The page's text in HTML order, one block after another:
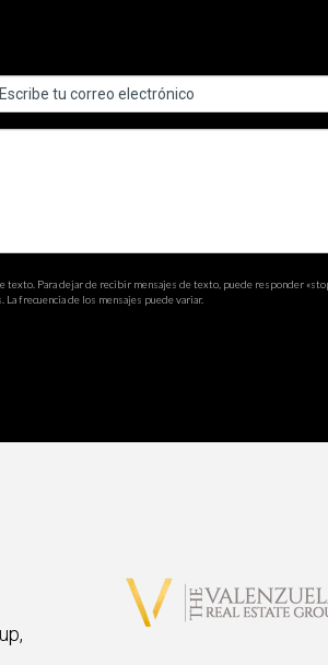
clara del estilo de vida del cliente.
para conocer mejor al cliente.
texto. Para dejar de recibir mensajes de texto, puede responder
frecuencia de los mensajes puede variar.